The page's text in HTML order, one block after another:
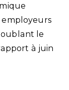
le
à juin